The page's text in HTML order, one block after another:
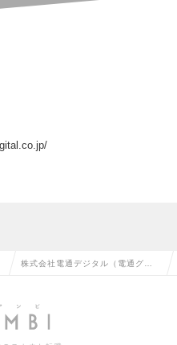
株式会社電通デジタル（電通グル
ーケティング企業）の求人情報